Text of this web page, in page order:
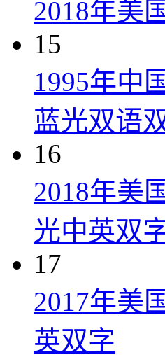
2018年美
15
1995年中
蓝光双语
16
2018年美
光中英双
17
2017年美
英双字